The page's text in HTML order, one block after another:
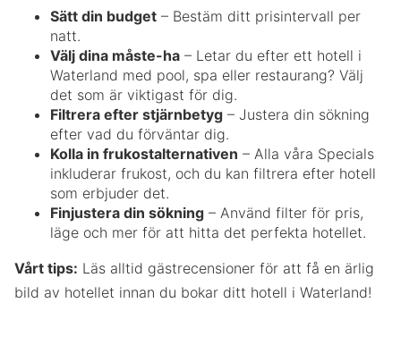
Sätt din budget – Bestäm ditt prisintervall per
natt.
Välj dina måste-ha – Letar du efter ett hotell i
Waterland med pool, spa eller restaurang? Välj
det som är viktigast för dig.
Filtrera efter stjärnbetyg – Justera din sökning
efter vad du förväntar dig.
Kolla in frukostalternativen – Alla våra Specials
inkluderar frukost, och du kan filtrera efter hotell
som erbjuder det.
Finjustera din sökning – Använd filter för pris,
läge och mer för att hitta det perfekta hotellet.
Vårt tips: Läs alltid gästrecensioner för att få en ärlig
bild av hotellet innan du bokar ditt hotell i Waterland!